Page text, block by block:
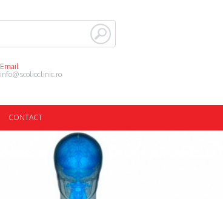
Email
info@scolioclinic.ro
CONTACT